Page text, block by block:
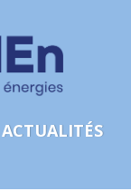
ACTUALITÉS